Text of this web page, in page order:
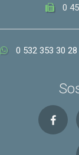
0
0 532 353 30 28